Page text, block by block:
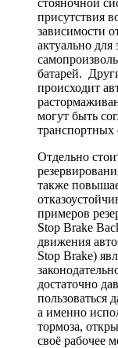
присутствия
зависимости
актуально для
батарей.
происходит
могут быть
транспортных
Отдельно
также
примеров
Stop Brake
движения
Stop Brake)
достаточно
пользоваться
а именно
тормоза,
своё рабочее